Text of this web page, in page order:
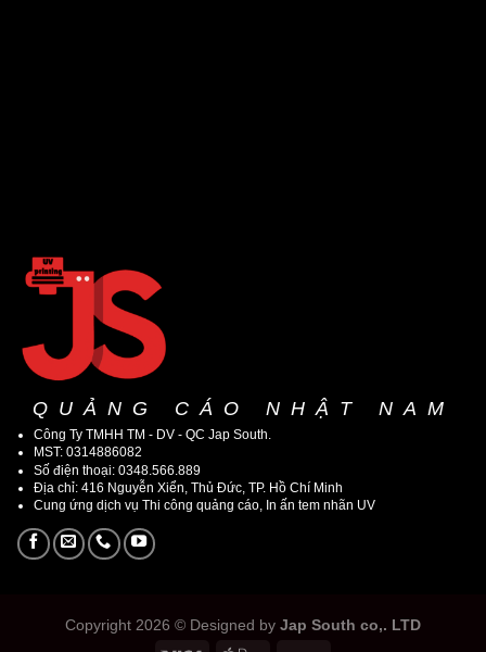
QUẢNG CÁO NHẬT NAM
Công Ty TMHH TM - DV - QC Jap South.
MST: 0314886082
Số điện thoại: 0348.566.889
Địa chỉ: 416 Nguyễn Xiển, Thủ Đức, TP. Hồ Chí Minh
Cung ứng dịch vụ Thi công quảng cáo, In ấn tem nhãn UV
Copyright 2026 © Designed by Jap South co,. LTD